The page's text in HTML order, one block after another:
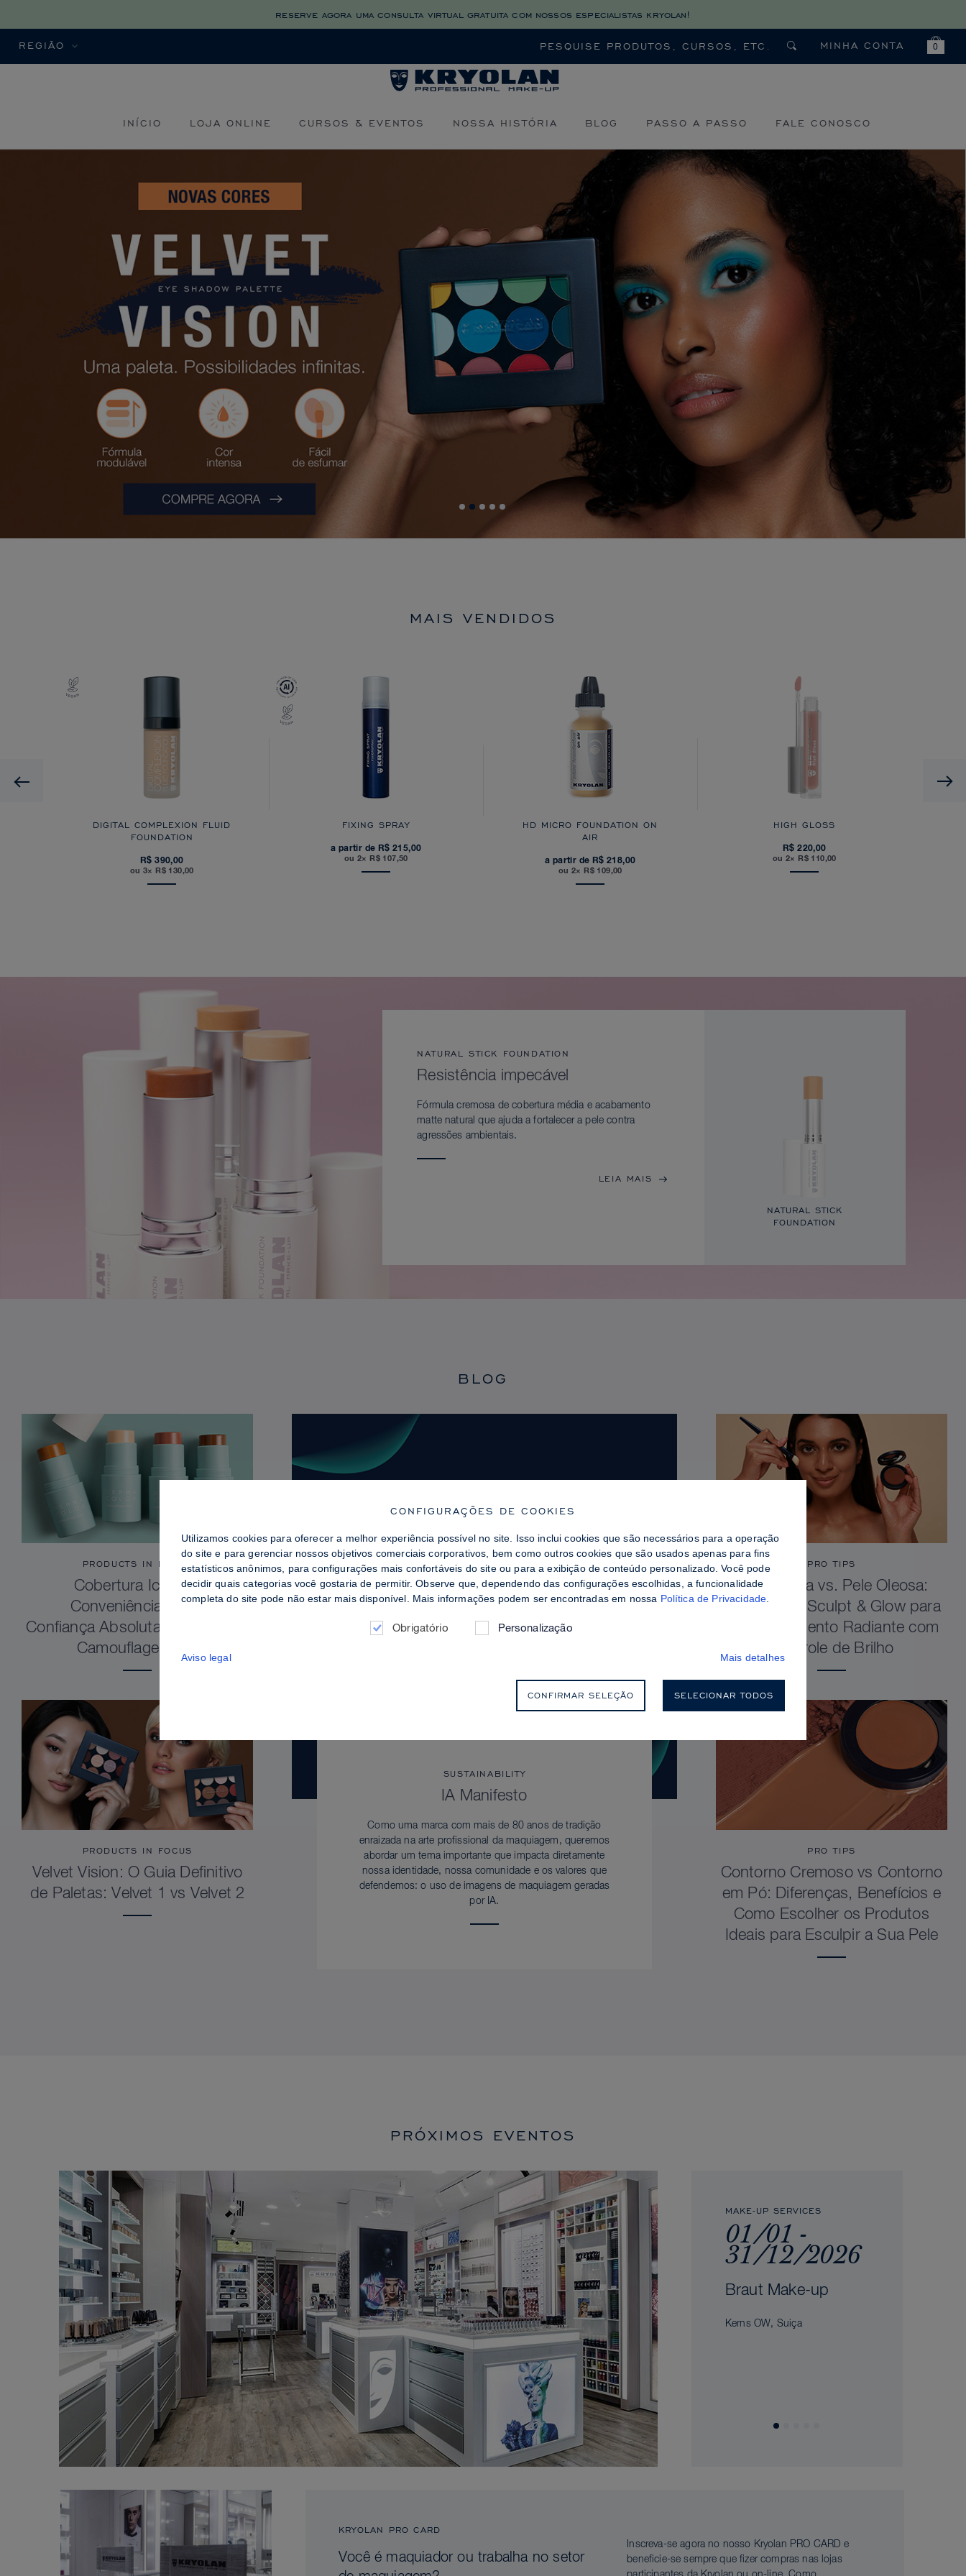
reserve agora uma consulta virtual gratuita com nossos especialistas kryolan!
REGIÃO MINHA CONTA 0
INÍCIO LOJA ONLINE CURSOS & EVENTOS NOSSA HISTÓRIA BLOG PASSO A PASSO FALE CONOSCO
MAIS VENDIDOS
Previous
DIGITAL COMPLEXION FLUID
FOUNDATION
R$ 390,00
ou 3× R$ 130,00
FIXING SPRAY
a partir de R$ 215,00
ou 2× R$ 107,50
HD MICRO FOUNDATION ON
AIR
a partir de R$ 218,00
ou 2× R$ 109,00
HIGH GLOSS
R$ 220,00
ou 2× R$ 110,00
NATURAL STICK FOUNDATION
Resistência impecável
Fórmula cremosa de cobertura média e acabamento
matte natural que ajuda a fortalecer a pele contra
agressões ambientais.
LEIA MAIS
NATURAL STICK
FOUNDATION
BLOG
SUSTAINABILITY
IA Manifesto
Como uma marca com mais de 80 anos de tradição
enraizada na arte profissional da maquiagem, queremos
abordar um tema importante que impacta diretamente
nossa identidade, nossa comunidade e os valores que
defendemos: o uso de imagens de maquiagem geradas
por IA.
PRODUCTS IN FOCUS
Cobertura Icônica.
Conveniência Total.
Confiança Absoluta. Dermacolor
Camouflage Stick
PRODUCTS IN FOCUS
Velvet Vision: O Guia Definitivo
de Paletas: Velvet 1 vs Velvet 2
PRO TIPS
Pele Viçosa vs. Pele Oleosa:
Como Selar Sculpt & Glow para
um Acabamento Radiante com
Controle de Brilho
PRO TIPS
Contorno Cremoso vs Contorno
em Pó: Diferenças, Benefícios e
Como Escolher os Produtos
Ideais para Esculpir a Sua Pele
PRÓXIMOS EVENTOS
MAKE-UP SERVICES
01/01 -
31/12/2026
Braut Make-up
Kerns OW, Suiça
KRYOLAN PRO CARD
Você é maquiador ou trabalha no setor
Inscreva-se agora no nosso Kryolan PRO CARD e
beneficie-se sempre que fizer compras nas lojas
CONFIGURAÇÕES DE COOKIES
Utilizamos cookies para oferecer a melhor experiência possível no site. Isso inclui cookies que são necessários para a operação
do site e para gerenciar nossos objetivos comerciais corporativos, bem como outros cookies que são usados ​​apenas para fins
estatísticos anônimos, para configurações mais confortáveis ​​do site ou para a exibição de conteúdo personalizado. Você pode
decidir quais categorias você gostaria de permitir. Observe que, dependendo das configurações escolhidas, a funcionalidade
completa do site pode não estar mais disponível. Mais informações podem ser encontradas em nossa Política de Privacidade
Obrigatório Personalização
Aviso legal Mais detalhes
CONFIRMAR SELEÇÃO SELECIONAR TODOS